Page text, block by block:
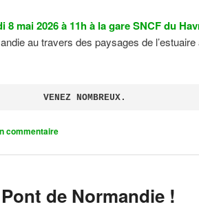
8 mai 2026 à 11h à la gare SNCF du
au travers des paysages de
VENEZ NOMBREUX.
commentaire
de Normandie !